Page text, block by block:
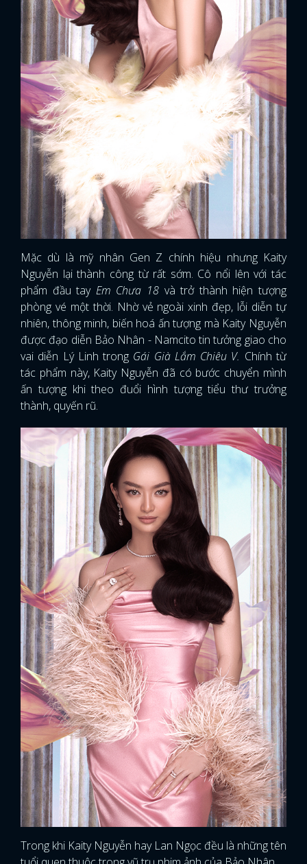
Mặc dù là mỹ nhân Gen Z chính hiệu nhưng Kaity
Nguyễn lại thành công từ rất sớm. Cô nổi lên với tác
phẩm đầu tay Em Chưa 18 và trở thành hiện tượng
phòng vé một thời. Nhờ vẻ ngoài xinh đẹp, lỗi diễn tự
nhiên, thông minh, biến hoá ấn tượng mà Kaity Nguyễn
được đạo diễn Bảo Nhân - Namcito tin tưởng giao cho
vai diễn Lý Linh trong Gái Già Lắm Chiêu V. Chính từ
tác phẩm này, Kaity Nguyễn đã có bước chuyển mình
ấn tượng khi theo đuổi hình tượng tiểu thư trưởng
thành, quyến rũ.
Trong khi Kaity Nguyễn hay Lan Ngọc đều là những tên